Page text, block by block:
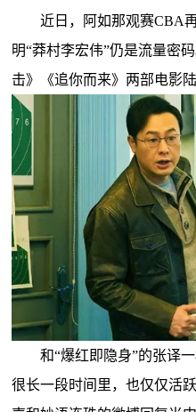
近日，阿如那观赛CBA
明“莽村李宏伟”仍是流量密
击》《追你而来》两部电影
和“爆红即隐身”的张译
很长一段时间里，也仅仅活